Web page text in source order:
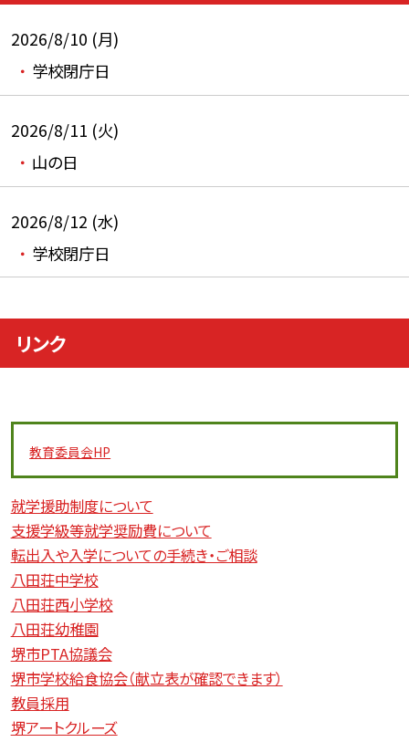
2026/8/10 (月)
学校閉庁日
2026/8/11 (火)
山の日
2026/8/12 (水)
学校閉庁日
リンク
教育委員会HP
就学援助制度について
支援学級等就学奨励費について
転出入や入学についての手続き・ご相談
八田荘中学校
八田荘西小学校
八田荘幼稚園
堺市PTA協議会
堺市学校給食協会（献立表が確認できます）
教員採用
堺アートクルーズ